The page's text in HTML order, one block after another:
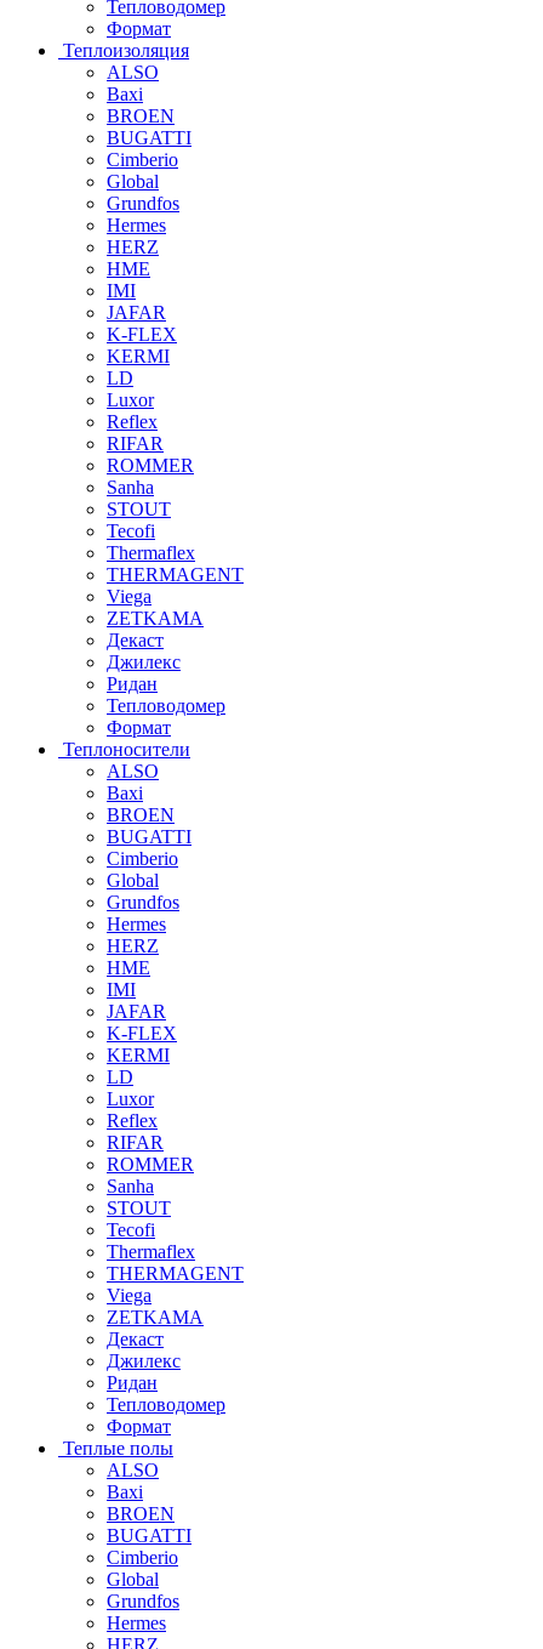
Тепловодомер
Формат
Теплоизоляция
ALSO
Baxi
BROEN
BUGATTI
Cimberio
Global
Grundfos
Hermes
HERZ
HME
IMI
JAFAR
K-FLEX
KERMI
LD
Luxor
Reflex
RIFAR
ROMMER
Sanha
STOUT
Tecofi
Thermaflex
THERMAGENT
Viega
ZETKAMA
Декаст
Джилекс
Ридан
Тепловодомер
Формат
Теплоносители
ALSO
Baxi
BROEN
BUGATTI
Cimberio
Global
Grundfos
Hermes
HERZ
HME
IMI
JAFAR
K-FLEX
KERMI
LD
Luxor
Reflex
RIFAR
ROMMER
Sanha
STOUT
Tecofi
Thermaflex
THERMAGENT
Viega
ZETKAMA
Декаст
Джилекс
Ридан
Тепловодомер
Формат
Теплые полы
ALSO
Baxi
BROEN
BUGATTI
Cimberio
Global
Grundfos
Hermes
HERZ